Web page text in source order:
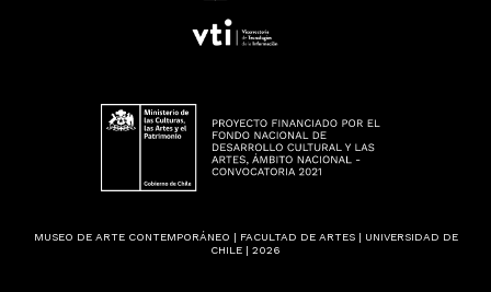
MUSEO DE ARTE CONTEMPORÁNEO | FACULTAD DE ARTES | UNIVERSIDAD DE
CHILE | 2026